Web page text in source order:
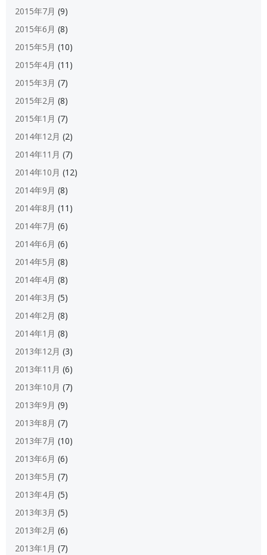
2015年7月 (9)
2015年6月 (8)
2015年5月 (10)
2015年4月 (11)
2015年3月 (7)
2015年2月 (8)
2015年1月 (7)
2014年12月 (2)
2014年11月 (7)
2014年10月 (12)
2014年9月 (8)
2014年8月 (11)
2014年7月 (6)
2014年6月 (6)
2014年5月 (8)
2014年4月 (8)
2014年3月 (5)
2014年2月 (8)
2014年1月 (8)
2013年12月 (3)
2013年11月 (6)
2013年10月 (7)
2013年9月 (9)
2013年8月 (7)
2013年7月 (10)
2013年6月 (6)
2013年5月 (7)
2013年4月 (5)
2013年3月 (5)
2013年2月 (6)
2013年1月 (7)